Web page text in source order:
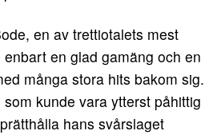
en av trettiotalets mest
en glad gamäng och en
många stora hits bakom sig.
kunde vara ytterst påhittig
hans svårslaget